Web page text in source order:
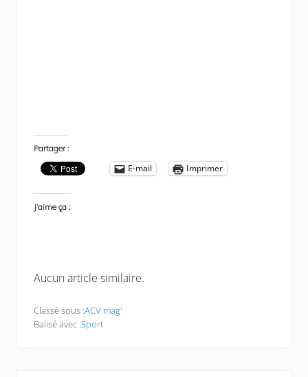
Partager :
E-mail Imprimer
J’aime ça :
Aucun article similaire.
Classé sous :ACV mag'
Balisé avec :Sport